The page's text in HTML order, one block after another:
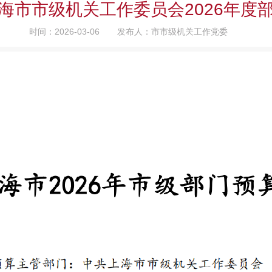
市市级机关工作委员会2026年度
时间：2026-03-06 发布人：市市级机关工作党委